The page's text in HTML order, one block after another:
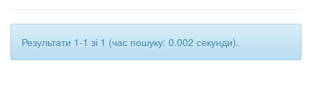
Результати 1-1 зі 1 (час пошуку: 0.002 секунди).